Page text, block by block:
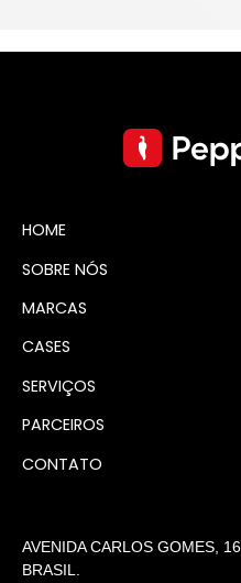
HOME
SOBRE NÓS
MARCAS
CASES
SERVIÇOS
PARCEIROS
CONTATO
AVENIDA CARLOS GOMES,
BRASIL.